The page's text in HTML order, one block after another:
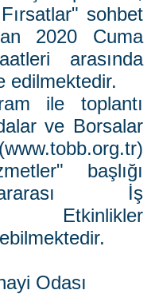
sohbet
2020 Cuma
arasında
edilmektedir.
ile toplantı
ve Borsalar
başlığı
İş
Etkinlikler
Odası